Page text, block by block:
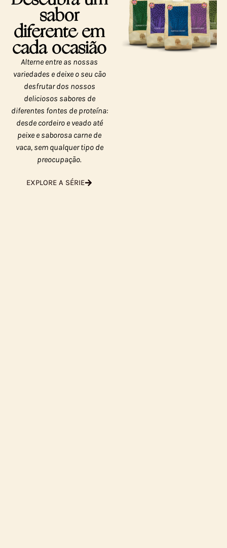
sabor
diferente em
cada ocasião
Alterne entre as nossas
variedades e deixe o seu cão
desfrutar dos nossos
deliciosos sabores de
diferentes fontes de proteína:
desde cordeiro e veado até
peixe e saborosa carne de
vaca, sem qualquer tipo de
preocupação.
EXPLORE A SÉRIE